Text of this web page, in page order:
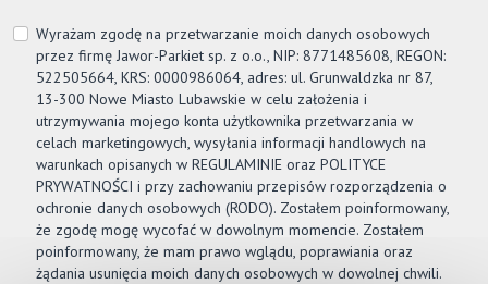
Wyrażam zgodę na przetwarzanie moich danych osobowych
przez firmę Jawor-Parkiet sp. z o.o., NIP: 8771485608, REGON:
522505664, KRS: 0000986064, adres: ul. Grunwaldzka nr 87,
13-300 Nowe Miasto Lubawskie w celu założenia i
utrzymywania mojego konta użytkownika przetwarzania w
celach marketingowych, wysyłania informacji handlowych na
warunkach opisanych w REGULAMINIE oraz POLITYCE
PRYWATNOŚCI i przy zachowaniu przepisów rozporządzenia o
ochronie danych osobowych (RODO). Zostałem poinformowany,
że zgodę mogę wycofać w dowolnym momencie. Zostałem
poinformowany, że mam prawo wglądu, poprawiania oraz
żądania usunięcia moich danych osobowych w dowolnej chwili.